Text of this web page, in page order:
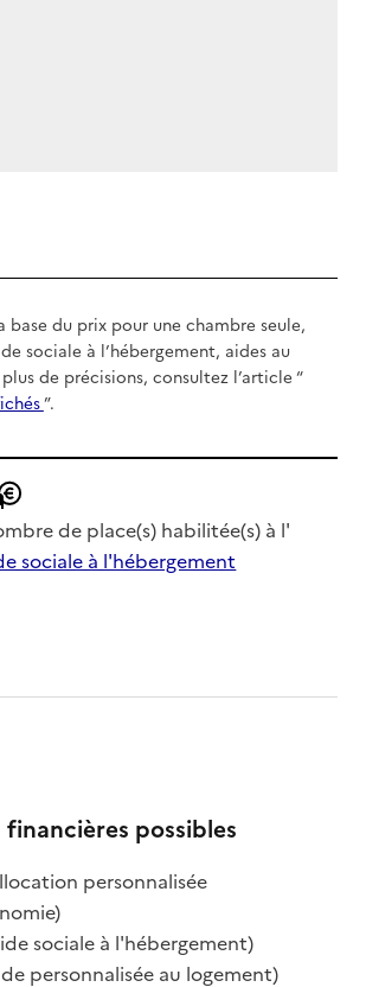
base du prix pour une chambre seule,
sociale à l’hébergement, aides au
de précisions, consultez l’article “
”.
de place(s) habilitée(s) à l'
sociale à l'hébergement
possibles
personnalisée
sociale à l'hébergement)
personnalisée au logement)